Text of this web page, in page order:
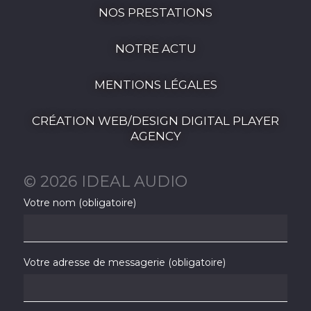
NOS PRESTATIONS
NOTRE ACTU
MENTIONS LÉGALES
CRÉATION WEB/DESIGN DIGITAL PLAYER
AGENCY
© 2026 IDEAL AUDIO
Votre nom (obligatoire)
Votre adresse de messagerie (obligatoire)